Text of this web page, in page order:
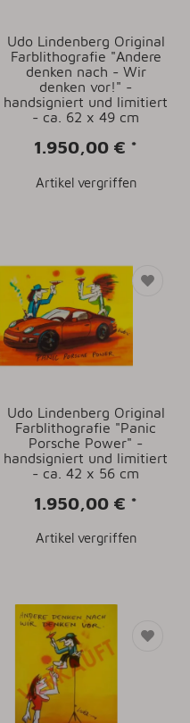
Udo Lindenberg Original
Farblithografie "Andere
denken nach - Wir
denken vor!" -
handsigniert und limitiert
- ca. 62 x 49 cm
1.950,00 € *
Artikel vergriffen
Udo Lindenberg Original
Farblithografie "Panic
Porsche Power" -
handsigniert und limitiert
- ca. 42 x 56 cm
1.950,00 € *
Artikel vergriffen